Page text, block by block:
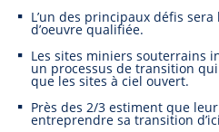
L’un des principaux défis
d’oeuvre qualifiée.
Les sites miniers souterrains
un processus de transition
que les sites à ciel ouvert.
Près des 2/3 estiment que
entreprendre sa transition